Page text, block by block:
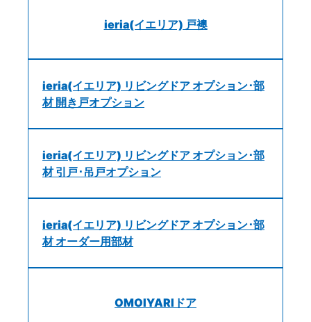
ieria(イエリア) 戸襖
ieria(イエリア) リビングドア オプション･部
材 開き戸オプション
ieria(イエリア) リビングドア オプション･部
材 引戸･吊戸オプション
ieria(イエリア) リビングドア オプション･部
材 オーダー用部材
OMOIYARIドア